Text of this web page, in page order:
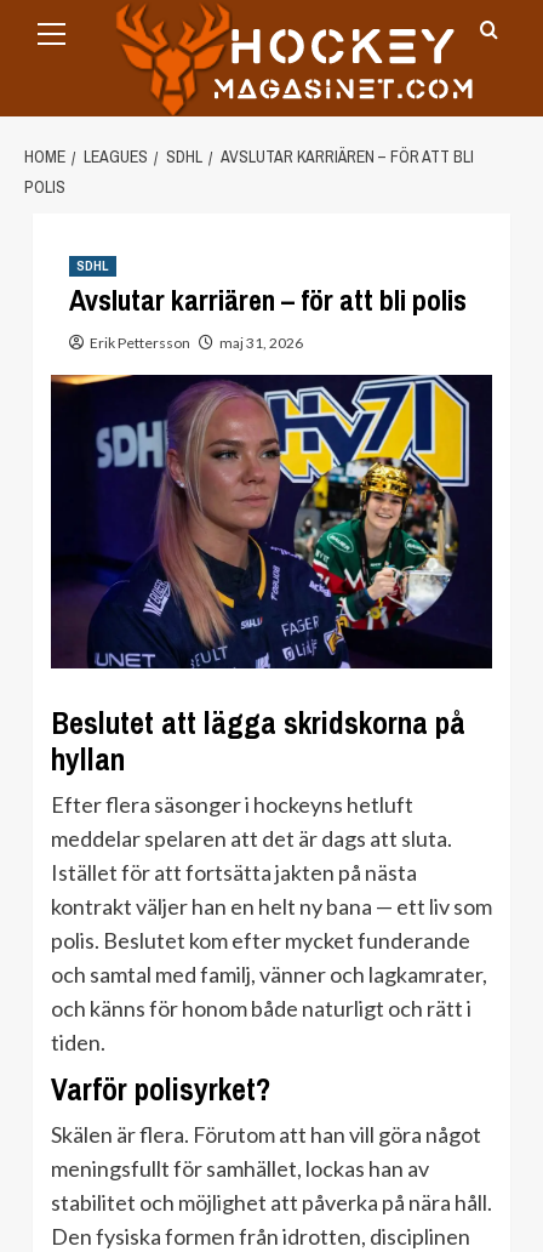
Menu
HOME LEAGUES SDHL
AVSLUTAR KARRIÄREN – FÖR ATT BLI
POLIS
SDHL
Avslutar karriären – för att bli polis
Erik Pettersson maj 31, 2026
Beslutet att lägga skridskorna på
hyllan
Efter flera säsonger i hockeyns hetluft
meddelar spelaren att det är dags att sluta.
Istället för att fortsätta jakten på nästa
kontrakt väljer han en helt ny bana — ett liv som
polis. Beslutet kom efter mycket funderande
och samtal med familj, vänner och lagkamrater,
och känns för honom både naturligt och rätt i
tiden.
Varför polisyrket?
Skälen är flera. Förutom att han vill göra något
meningsfullt för samhället, lockas han av
stabilitet och möjlighet att påverka på nära håll.
Den fysiska formen från idrotten, disciplinen